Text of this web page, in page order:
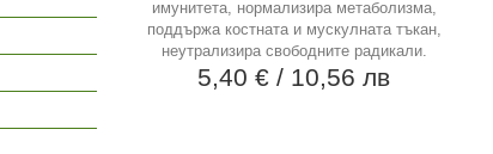
имунитета, нормализира метаболизма,
поддържа костната и мускулната тъкан,
неутрализира свободните радикали.
5,40 €/ 10,56 лв